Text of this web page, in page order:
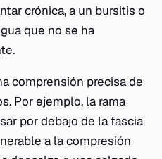
crónica, a un bursitis o
que no se ha
comprensión precisa de
Por ejemplo, la rama
por debajo de la fascia
a la compresión